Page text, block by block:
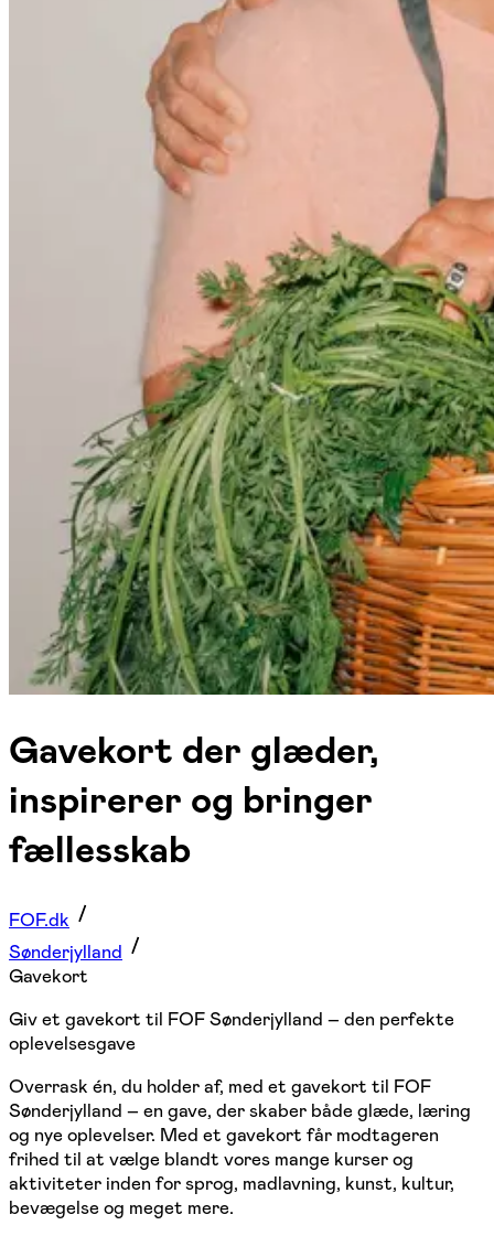
Gavekort der glæder,
inspirerer og bringer
fællesskab
FOF.dk
Sønderjylland
Gavekort
Giv et gavekort til FOF Sønderjylland – den perfekte
oplevelsesgave
Overrask én, du holder af, med et gavekort til FOF
Sønderjylland – en gave, der skaber både glæde, læring
og nye oplevelser. Med et gavekort får modtageren
frihed til at vælge blandt vores mange kurser og
aktiviteter inden for sprog, madlavning, kunst, kultur,
bevægelse og meget mere.